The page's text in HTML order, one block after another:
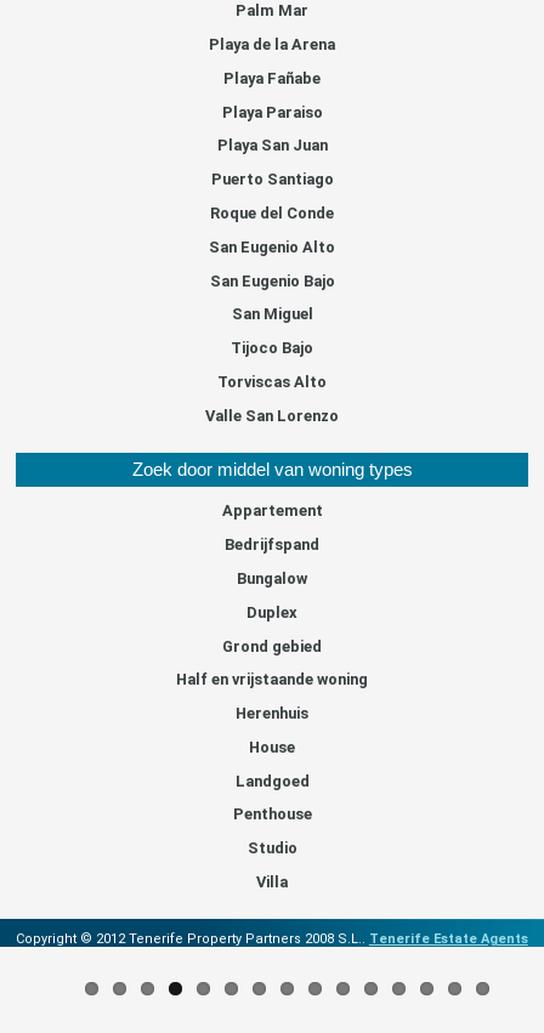
Palm Mar
Playa de la Arena
Playa Fañabe
Playa Paraiso
Playa San Juan
Puerto Santiago
Roque del Conde
San Eugenio Alto
San Eugenio Bajo
San Miguel
Tijoco Bajo
Torviscas Alto
Valle San Lorenzo
Zoek door middel van woning types
Appartement
Bedrijfspand
Bungalow
Duplex
Grond gebied
Half en vrijstaande woning
Herenhuis
House
Landgoed
Penthouse
Studio
Villa
Copyright © 2012 Tenerife Property Partners 2008 S.L.. Tenerife Estate Agents